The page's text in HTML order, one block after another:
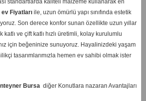
standartlarda kaliteli malzeme kullanarak en
Fiyatları ile, uzun ömürlü yapı sınıfında estetik
Son derece konfor sunan özellikte uzun yıllar
katlı ve çift katlı hızlı üretimli, kolay kurulumlu
için beğeninize sunuyoruz. Hayalinizdeki yaşam
tasarımlarımızla hemen ev sahibi olmak ister
Bursadiğer Konutlara nazaran Avantajları